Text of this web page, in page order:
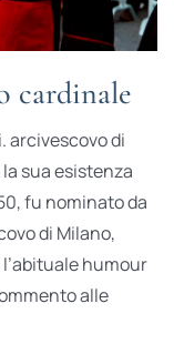
cardinale
arcivescovo di
sua esistenza
fu nominato da
di Milano,
l’abituale humour
alle